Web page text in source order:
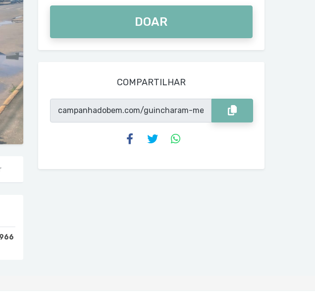
DOAR
COMPARTILHAR